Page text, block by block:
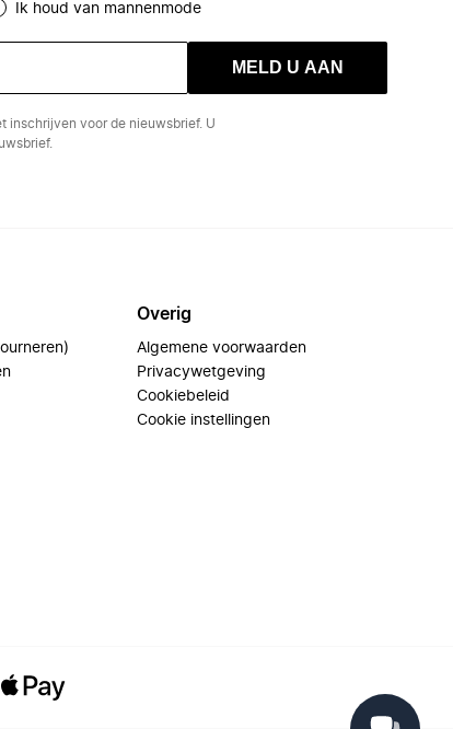
Ik houd van mannenmode
MELD U AAN
inschrijven voor de nieuwsbrief. U
Overig
Algemene voorwaarden
Privacywetgeving
Cookiebeleid
Cookie instellingen